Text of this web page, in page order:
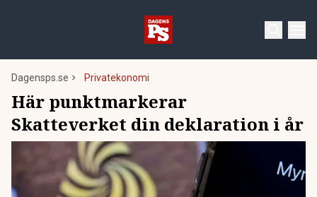
Dagensps.se Privatekonomi
Här punktmarkerar
Skatteverket din deklaration i år